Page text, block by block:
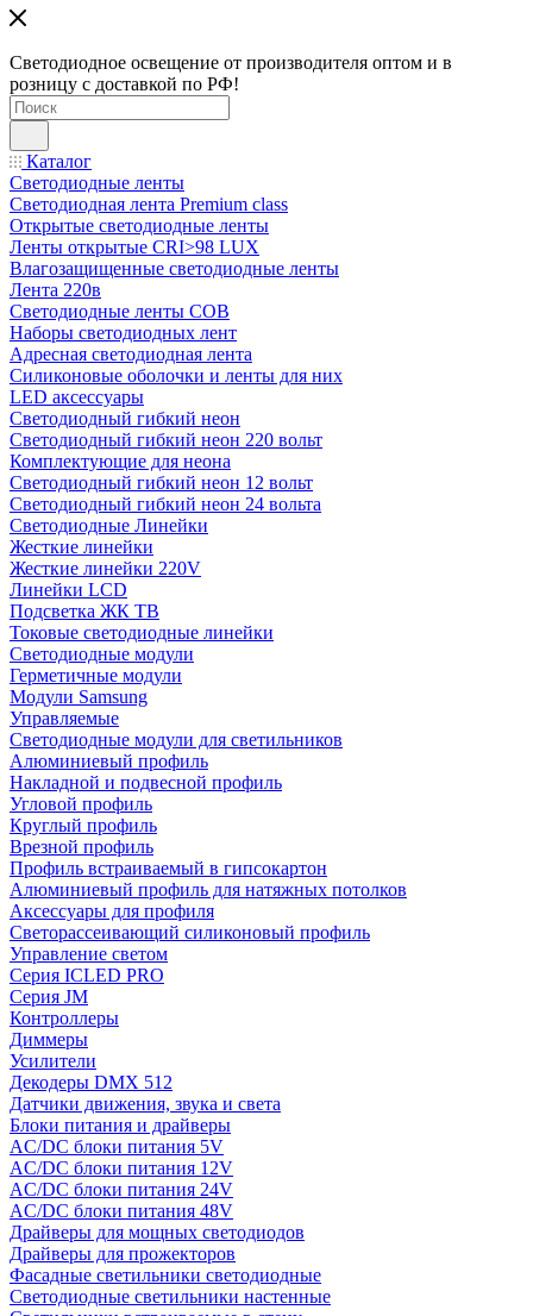
Светодиодное освещение от производителя оптом и в
розницу с доставкой по РФ!
Каталог
Светодиодные ленты
Светодиодная лента Premium class
Открытые светодиодные ленты
Ленты открытые CRI>98 LUX
Влагозащищенные светодиодные ленты
Лента 220в
Светодиодные ленты COB
Наборы светодиодных лент
Адресная светодиодная лента
Силиконовые оболочки и ленты для них
LED аксессуары
Светодиодный гибкий неон
Светодиодный гибкий неон 220 вольт
Комплектующие для неона
Светодиодный гибкий неон 12 вольт
Светодиодный гибкий неон 24 вольта
Светодиодные Линейки
Жесткие линейки
Жесткие линейки 220V
Линейки LCD
Подсветка ЖК ТВ
Токовые светодиодные линейки
Светодиодные модули
Герметичные модули
Модули Samsung
Управляемые
Светодиодные модули для светильников
Алюминиевый профиль
Накладной и подвесной профиль
Угловой профиль
Круглый профиль
Врезной профиль
Профиль встраиваемый в гипсокартон
Алюминиевый профиль для натяжных потолков
Аксессуары для профиля
Светорассеивающий силиконовый профиль
Управление светом
Серия ICLED PRO
Серия JM
Контроллеры
Диммеры
Усилители
Декодеры DMX 512
Датчики движения, звука и света
Блоки питания и драйверы
AC/DC блоки питания 5V
AC/DC блоки питания 12V
AC/DC блоки питания 24V
AC/DC блоки питания 48V
Драйверы для мощных светодиодов
Драйверы для прожекторов
Фасадные светильники светодиодные
Светодиодные светильники настенные